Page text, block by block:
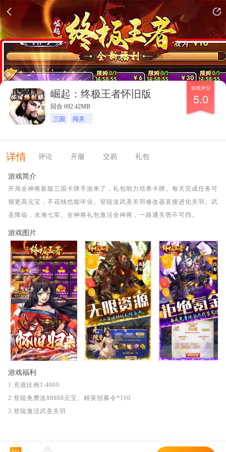
崛起：终极王者怀旧版
回合 692.42MB
三国 闯关
游戏评分
5.0
详情 评论 开服 交易 礼包
游戏简介
开局全神将新版三国卡牌手游来了，礼包助力培养卡牌。每天完成任务可
领更高元宝，不花钱也能毕业。登陆送武圣关羽修改器直接进化关羽。武
圣降临，水淹七军。全神将礼包激活全神将，一路通关势不可挡。
游戏图片
游戏福利
1.充值比例1:4000
2.登陆免费送88888元宝、精英招募令*100
3.登陆激活武圣关羽